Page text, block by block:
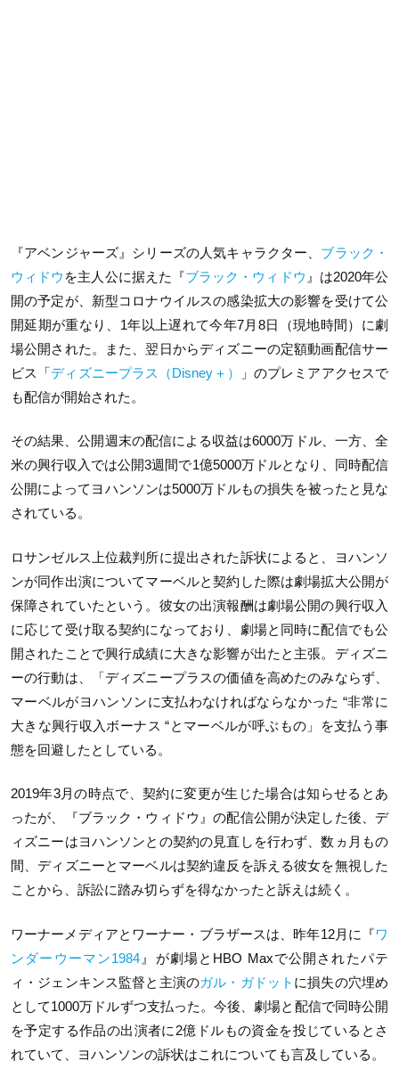
『アベンジャーズ』シリーズの人気キャラクター、 ブラック・
ウィドウ を主人公に据えた『ブラック・ウィドウ 』は2020年公
開の予定が、新型コロナウイルスの感染拡大の影響を受けて公
開延期が重なり、1年以上遅れて今年7月8日（現地時間）に劇
場公開された。また、翌日からディズニーの定額動画配信サー
ビス「ディズニープラス（Disney＋）
」のプレミアアクセスで
も配信が開始された。
その結果、公開週末の配信による収益は6000万ドル、一方、全
米の興行収入では公開3週間で1億5000万ドルとなり、同時配信
公開によってヨハンソンは5000万ドルもの損失を被ったと見な
されている。
ロサンゼルス上位裁判所に提出された訴状によると、ヨハンソ
ンが同作出演についてマーベルと契約した際は劇場拡大公開が
保障されていたという。彼女の出演報酬は劇場公開の興行収入
に応じて受け取る契約になっており、劇場と同時に配信でも公
開されたことで興行成績に大きな影響が出たと主張。ディズニ
ーの行動は、「ディズニープラスの価値を高めたのみならず、
マーベルがヨハンソンに支払わなければならなかった “非常に
大きな興行収入ボーナス “とマーベルが呼ぶもの」を支払う事
態を回避したとしている。
2019年3月の時点で、契約に変更が生じた場合は知らせるとあ
ったが、『ブラック・ウィドウ』の配信公開が決定した後、デ
ィズニーはヨハンソンとの契約の見直しを行わず、数ヵ月もの
間、ディズニーとマーベルは契約違反を訴える彼女を無視した
ことから、訴訟に踏み切らずを得なかったと訴えは続く。
ワーナーメディアとワーナー・ブラザースは、昨年12月に『ワ
ンダーウーマン1984 』が劇場とHBO Maxで公開されたパテ
ィ・ジェンキンス監督と主演のガル・ガドット に損失の穴埋め
として1000万ドルずつ支払った。今後、劇場と配信で同時公開
を予定する作品の出演者に2億ドルもの資金を投じているとさ
れていて、ヨハンソンの訴状はこれについても言及している。